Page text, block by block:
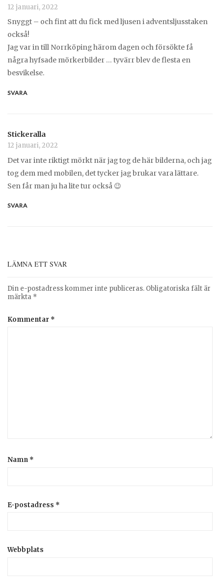
12 januari, 2022
Snyggt – och fint att du fick med ljusen i adventsljusstaken
också!
Jag var in till Norrköping härom dagen och försökte få
några hyfsade mörkerbilder … tyvärr blev de flesta en
besvikelse.
SVARA
Stickeralla
12 januari, 2022
Det var inte riktigt mörkt när jag tog de här bilderna, och jag
tog dem med mobilen, det tycker jag brukar vara lättare.
Sen får man ju ha lite tur också 😉
SVARA
LÄMNA ETT SVAR
Din e-postadress kommer inte publiceras. Obligatoriska fält är
märkta *
Kommentar *
Namn *
E-postadress *
Webbplats